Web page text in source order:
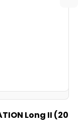
Long II (20